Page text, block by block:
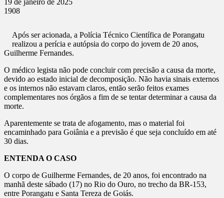
1908
Após ser acionada, a Polícia Técnico Científica de Porangatu
realizou a perícia e autópsia do corpo do jovem de 20 anos,
Guilherme Fernandes.
O médico legista não pode concluir com precisão a causa da morte,
devido ao estado inicial de decomposição. Não havia sinais externos
e os internos não estavam claros, então serão feitos exames
complementares nos órgãos a fim de se tentar determinar a causa da
morte.
Aparentemente se trata de afogamento, mas o material foi
encaminhado para Goiânia e a previsão é que seja concluído em até
30 dias.
ENTENDA O CASO
O corpo de Guilherme Fernandes, de 20 anos, foi encontrado na
manhã deste sábado (17) no Rio do Ouro, no trecho da BR-153,
entre Porangatu e Santa Tereza de Goiás.